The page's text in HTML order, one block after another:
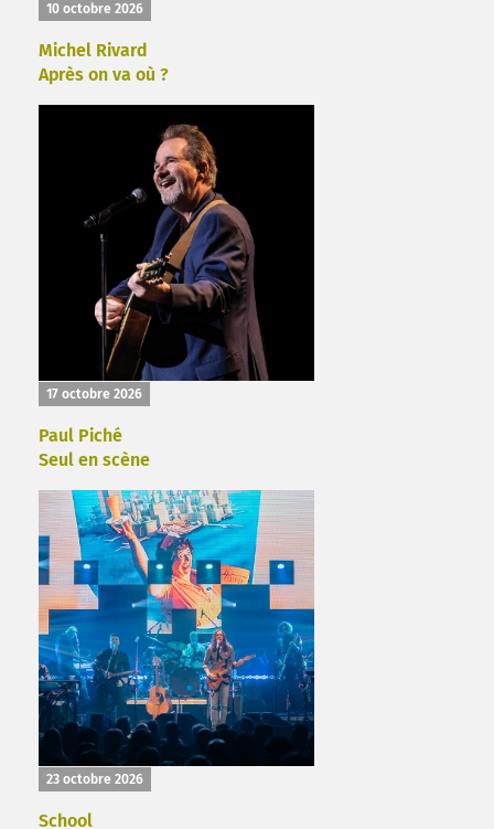
10 octobre 2026
Michel Rivard
Après on va où ?
17 octobre 2026
Paul Piché
Seul en scène
23 octobre 2026
School